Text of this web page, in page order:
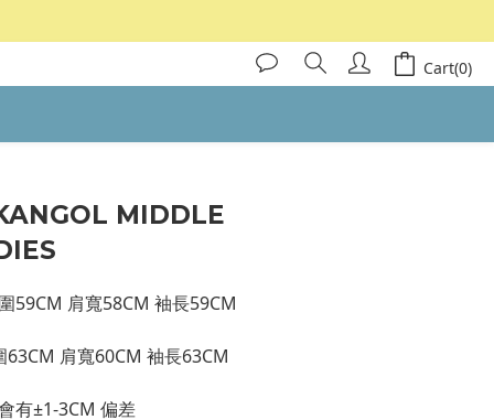
Cart(0)
MIDDLE
肩寬58CM 袖長59CM
肩寬60CM 袖長63CM
有±1-3CM 偏差